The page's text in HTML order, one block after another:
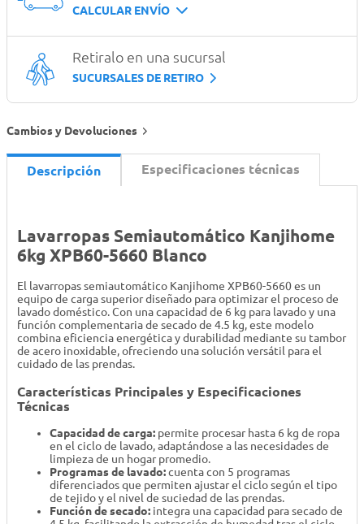
CALCULAR ENVÍO
Retiralo en una sucursal
SUCURSALES DE RETIRO
Cambios y Devoluciones
Descripción Especificaciones técnicas
Lavarropas Semiautomático Kanjihome
6kg XPB60-5660 Blanco
El lavarropas semiautomático Kanjihome XPB60-5660 es un
equipo de carga superior diseñado para optimizar el proceso de
lavado doméstico. Con una capacidad de 6 kg para lavado y una
función complementaria de secado de 4.5 kg, este modelo
combina eficiencia energética y durabilidad mediante su tambor
de acero inoxidable, ofreciendo una solución versátil para el
cuidado de las prendas.
Características Principales y Especificaciones
Técnicas
Capacidad de carga: permite procesar hasta 6 kg de ropa
en el ciclo de lavado, adaptándose a las necesidades de
limpieza de un hogar promedio.
Programas de lavado:cuenta con 5 programas
diferenciados que permiten ajustar el ciclo según el tipo
de tejido y el nivel de suciedad de las prendas.
Función de secado: integra una capacidad para secado de